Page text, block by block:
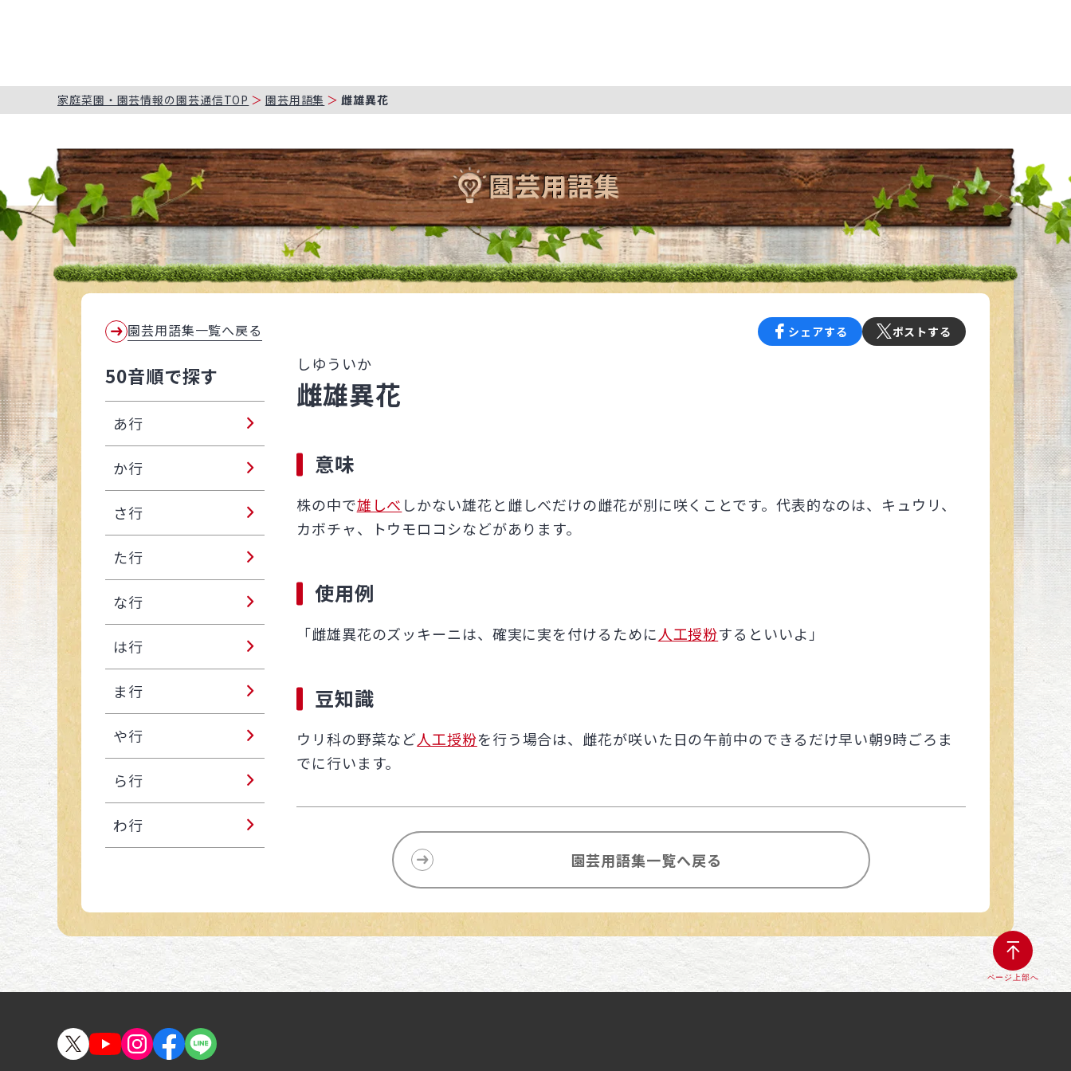
家庭菜園・園芸情報の園芸通信TOP 園芸用語集 雌雄異花
園芸用語集
シェアする ポストする
しゆういか
雌雄異花
意味
株の中で雄しべ しかない雄花と雌しべだけの雌花が別に咲くことです。代表的なのは、キュウリ、
カボチャ、トウモロコシなどがあります。
使用例
「雌雄異花のズッキーニは、確実に実を付けるために人工授粉するといいよ」
豆知識
ウリ科の野菜など人工授粉を行う場合は、雌花が咲いた日の午前中のできるだけ早い朝9時ごろま
でに行います。
園芸用語集一覧へ戻る
園芸用語集一覧へ戻る
50音順で探す
あ行
か行
さ行
た行
な行
は行
ま行
や行
ら行
わ行
ページ上部へ